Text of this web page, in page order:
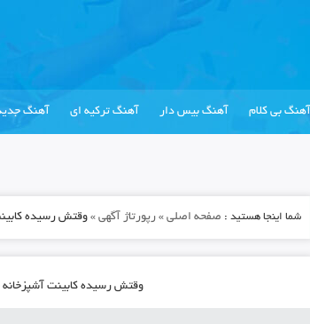
آهنگ بی کلام آهنگ بیس دار آهنگ ترکیه ای آهنگ
شما اینجا هستید : صفحه اصلی» رپورتاژ آگهی» وقتش رسیده
وقتش رسیده کابینت آشپزخانه